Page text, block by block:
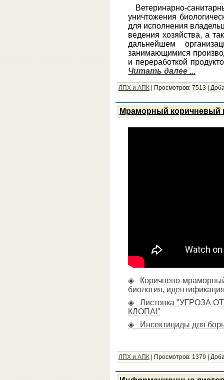
Ветеринарно-
уничтожения
для исполнения
ведения хозяйства, а
дальнейшем
занимающимися
и переработкой
Читать далее ...
ЛПХ и АПК| Просмотров: 7513
Мраморный коричневый
◈ Коричнево-мраморный
биология,
◈ Листовка "УГРОЗА
КЛОПА!"
◈ Инсектициды для
ЛПХ и АПК| Просмотров: 1379